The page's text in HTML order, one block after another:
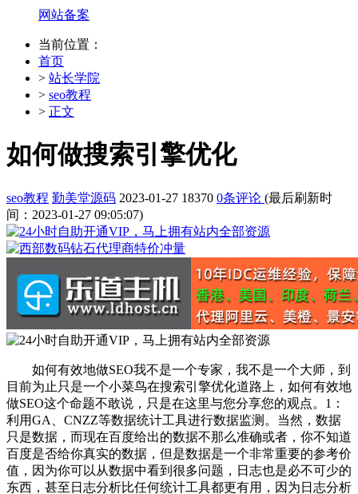
网站备案
当前位置：
首页
> 站长学院
> seo教程
> 正文
如何做搜索引擎优化
seo教程 勤美堂源码 2023-01-27 18370 0条评论 (最后刷新时
间：2023-01-27 09:05:07)
如何有效地做SEO我不是一个专家，我不是一个大师，到
目前为止只是一个小菜鸟在搜索引擎优化道路上，如何有效地
做SEO这个命题不敢说，只是在这里与您分享您的观点。1：
利用GA、CNZZ等数据统计工具进行数据监测。当然，数据
只是数据，而现在百度给出的数据不那么准确或者，你不知道
百度是否给你真实的数据，但是数据是一个非常重要的参考价
值，因为你可以从数据中看到很多问题，日志也是必不可少的
东西，甚至日志分析比任何统计工具都更有用，因为日志分析